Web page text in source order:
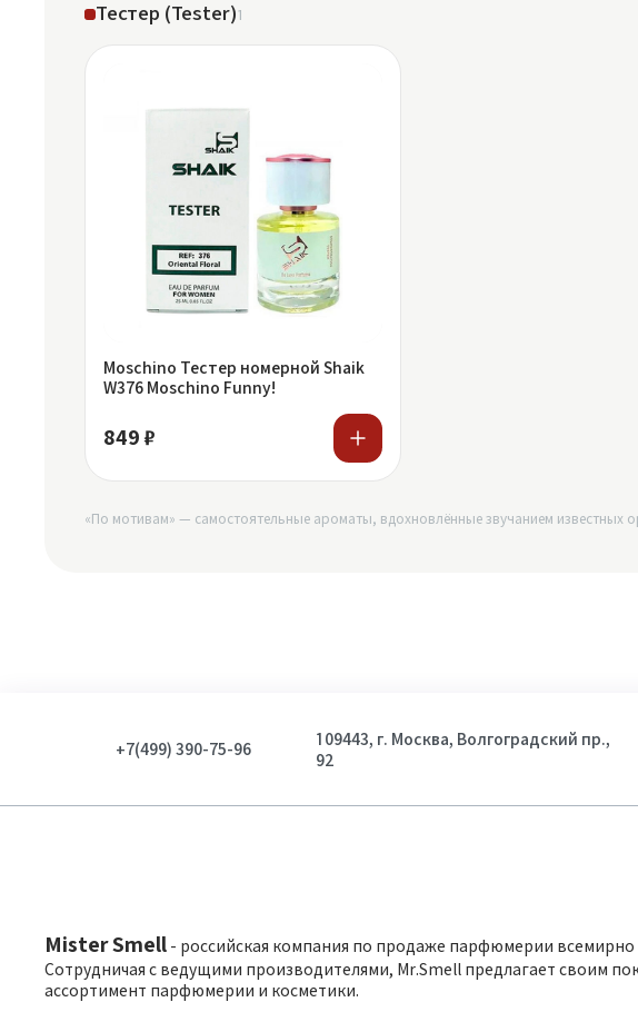
Тестер (Tester)1
Moschino Тестер номерной Shaik
W376 Moschino Funny!
849 ₽
«По мотивам» — самостоятельные ароматы, вдохновлённые звучанием известных
+7(499) 390-75-96
109443, г. Москва, Волгоградский пр.,
92
Mister Smell - российская компания по продаже парфюмерии всемирно
Сотрудничая с ведущими производителями, Mr.Smell предлагает своим
ассортимент парфюмерии и косметики.